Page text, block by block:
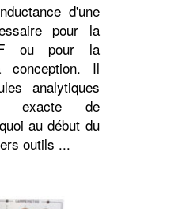
d'une
pour la
ou pour la
conception. Il
analytiques
exacte de
au début du
outils ...